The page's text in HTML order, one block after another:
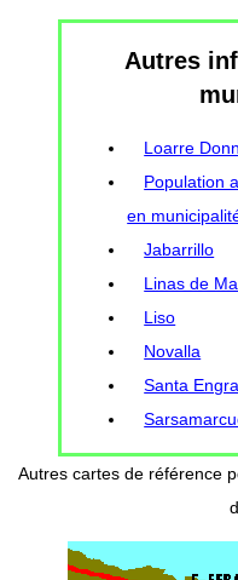
Autres
Loarre
Population
en
Jabarrillo
Linas de
Liso
Novalla
Santa
Autres cartes de référence